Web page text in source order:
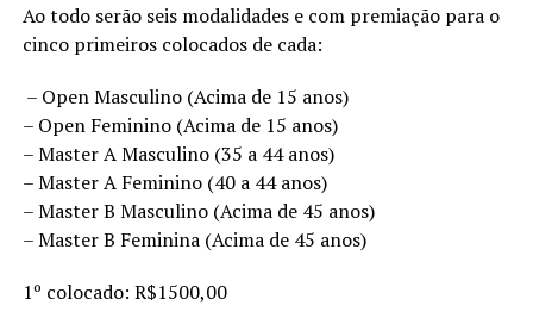
Ao todo serão seis modalidades e com premiação para o
cinco primeiros colocados de cada:
– Open Masculino (Acima de 15 anos)
– Open Feminino (Acima de 15 anos)
– Master A Masculino (35 a 44 anos)
– Master A Feminino (40 a 44 anos)
– Master B Masculino (Acima de 45 anos)
– Master B Feminina (Acima de 45 anos)
1º colocado: R$1500,00